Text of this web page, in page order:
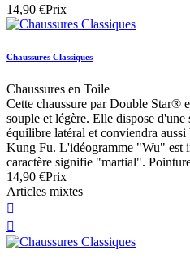
14,90 €Prix
Chaussures Classiques
Chaussures en Toile
Cette chaussure par Double Star®
souple et légère. Elle dispose
équilibre latéral et conviendra
Kung Fu. L'idéogramme "Wu" est
caractère signifie "martial".
14,90 €Prix
Articles mixtes

